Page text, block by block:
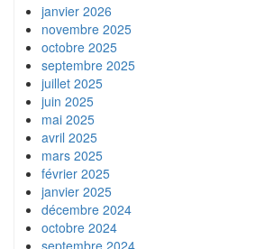
janvier 2026
novembre 2025
octobre 2025
septembre 2025
juillet 2025
juin 2025
mai 2025
avril 2025
mars 2025
février 2025
janvier 2025
décembre 2024
octobre 2024
septembre 2024